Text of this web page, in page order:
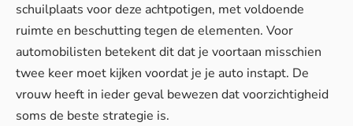
schuilplaats voor deze achtpotigen, met voldoende
ruimte en beschutting tegen de elementen. Voor
automobilisten betekent dit dat je voortaan misschien
twee keer moet kijken voordat je je auto instapt. De
vrouw heeft in ieder geval bewezen dat voorzichtigheid
soms de beste strategie is.